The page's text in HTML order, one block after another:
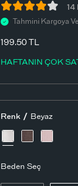
14
Tahmini Kargoya
HAFTANIN ÇOK
199.50 TL
Renk / Beyaz
Beden Seç